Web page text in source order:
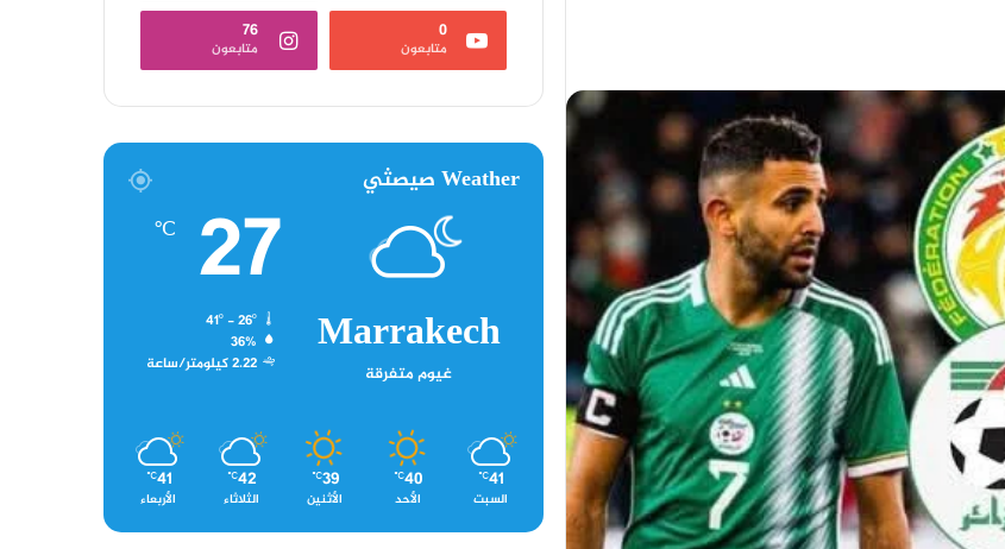
0
متابعون
76
متابعون
Weather صيصثي
Marrakech
غيوم متفرقة
27
℃
41º - 26º
36%
2.22 كيلومتر/ساعة
41
℃
السبت
40
℃
الأحد
39
℃
الأثنين
42
℃
الثلاثاء
41
℃
الأربعاء